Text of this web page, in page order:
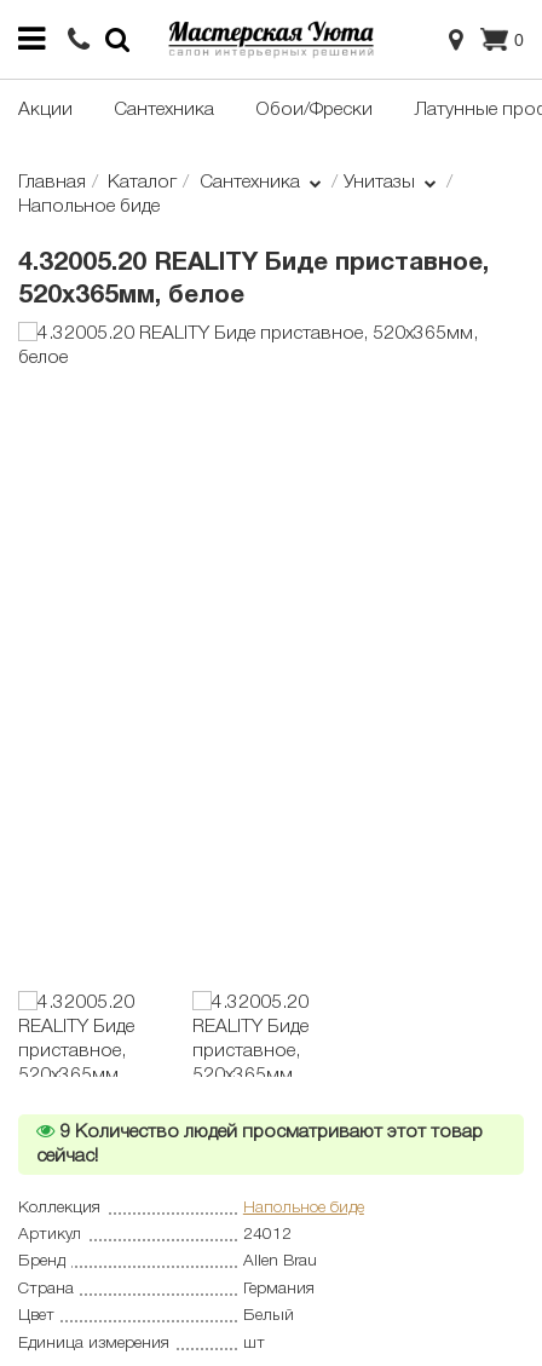
0
Акции Сантехника Обои/Фрески Латунные
Главная Каталог Сантехника
Унитазы
Напольное биде
4.32005.20 REALITY Биде приставное,
520x365мм, белое
9 Количество людей просматривают этот товар
сейчас!
Коллекция
Напольное биде
Артикул
24012
Бренд
Allen Brau
Страна
Германия
Цвет
Белый
Единица измерения
шт